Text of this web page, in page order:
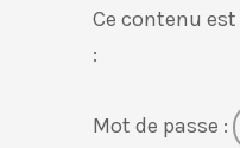
Ce contenu
:
Mot de passe :